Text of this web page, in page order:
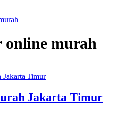
online murah
Jakarta Timur
Jakarta Timur